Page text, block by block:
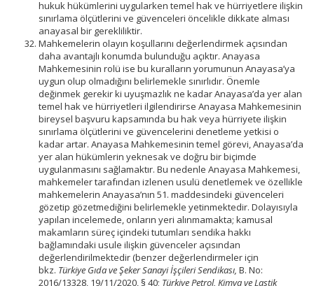
hukuk hükümlerini uygularken temel hak ve hürriyetlere ilişkin
sınırlama ölçütlerini ve güvenceleri öncelikle dikkate alması
anayasal bir gerekliliktir.
Mahkemelerin olayın koşullarını değerlendirmek açısından
daha avantajlı konumda bulunduğu açıktır. Anayasa
Mahkemesinin rolü ise bu kuralların yorumunun Anayasa’ya
uygun olup olmadığını belirlemekle sınırlıdır. Önemle
değinmek gerekir ki uyuşmazlık ne kadar Anayasa’da yer alan
temel hak ve hürriyetleri ilgilendirirse Anayasa Mahkemesinin
bireysel başvuru kapsamında bu hak veya hürriyete ilişkin
sınırlama ölçütlerini ve güvencelerini denetleme yetkisi o
kadar artar. Anayasa Mahkemesinin temel görevi, Anayasa’da
yer alan hükümlerin yeknesak ve doğru bir biçimde
uygulanmasını sağlamaktır. Bu nedenle Anayasa Mahkemesi,
mahkemeler tarafından izlenen usulü denetlemek ve özellikle
mahkemelerin Anayasa’nın 51. maddesindeki güvenceleri
gözetip gözetmediğini belirlemekle yetinmektedir. Dolayısıyla
yapılan incelemede, onların yeri alınmamakta; kamusal
makamların süreç içindeki tutumları sendika hakkı
bağlamındaki usule ilişkin güvenceler açısından
değerlendirilmektedir (benzer değerlendirmeler için
bkz. Türkiye Gıda ve Şeker Sanayi İşçileri Sendikası, B. No:
2016/13328, 19/11/2020, § 40; Türkiye Petrol, Kimya ve Lastik